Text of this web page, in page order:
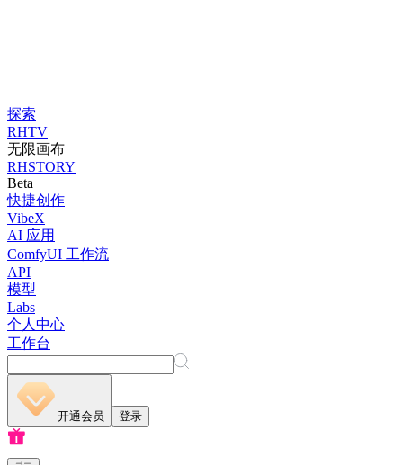
探索
RHTV
无限画布
RHSTORY
Beta
快捷创作
VibeX
AI 应用
ComfyUI 工作流
API
模型
Labs
个人中心
工作台
开通会员 登录